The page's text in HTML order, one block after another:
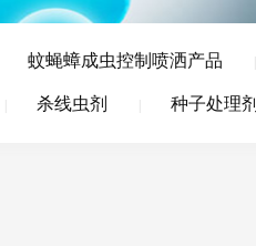
蚊蝇蟑成虫控制喷洒产品
杀线虫剂 种子处理剂